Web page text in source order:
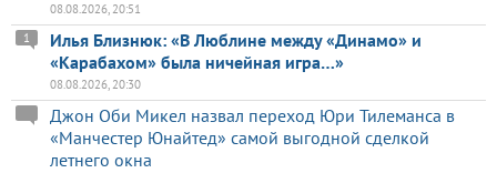
08.08.2026, 20:51
Илья Близнюк: «В Люблине между «Динамо» и
«Карабахом» была ничейная игра…»
1
08.08.2026, 20:30
Джон Оби Микел назвал переход Юри Тилеманса в
«Манчестер Юнайтед» самой выгодной сделкой
летнего окна